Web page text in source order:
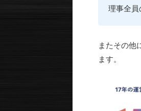
理事全員
またその他
ます。